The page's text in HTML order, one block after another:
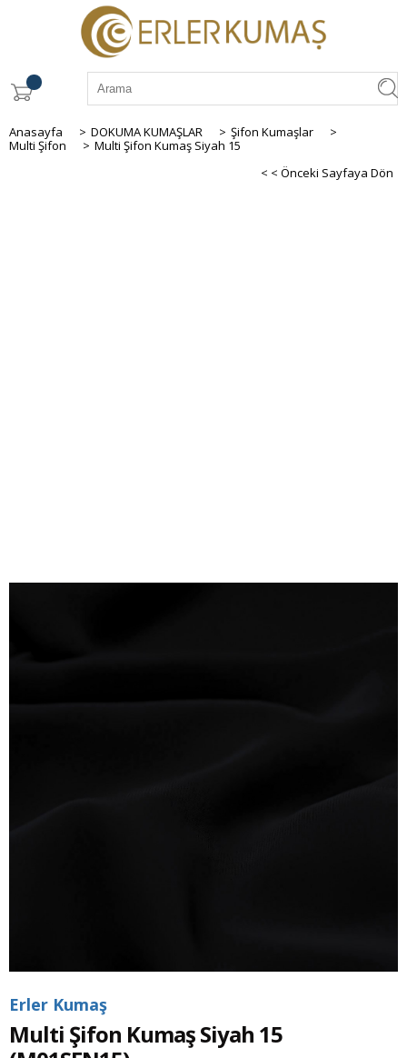
Anasayfa > DOKUMA KUMAŞLAR > Şifon Kumaşlar
>
Multi Şifon
> Multi Şifon Kumaş Siyah 15
< < Önceki Sayfaya Dön
Erler Kumaş
Multi Şifon Kumaş Siyah 15